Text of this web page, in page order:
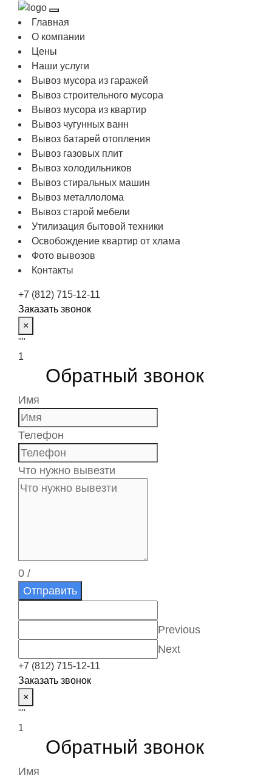
Главная
О компании
Цены
Наши услуги
Вывоз мусора из гаражей
Вывоз строительного мусора
Вывоз мусора из квартир
Вывоз чугунных ванн
Вывоз батарей отопления
Вывоз газовых плит
Вывоз холодильников
Вывоз стиральных машин
Вывоз металлолома
Вывоз старой мебели
Утилизация бытовой техники
Освобождение квартир от хлама
Фото вывозов
Контакты
+7 (812) 715-12-11
Заказать звонок
×
""
1
Обратный звонок
Имя
Телефон
Что нужно вывезти
0 /
Отправить
Previous
Next
+7 (812) 715-12-11
Заказать звонок
×
""
1
Обратный звонок
Имя